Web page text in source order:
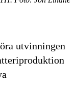
utvinningen